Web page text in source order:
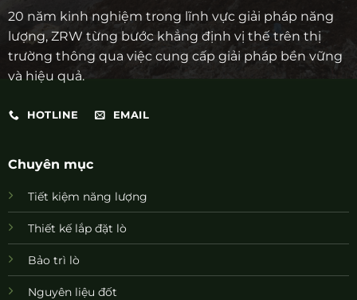
20 năm kinh nghiệm trong lĩnh vực giải pháp năng
lượng, ZRW từng bước khẳng định vị thế trên thị
trường thông qua việc cung cấp giải pháp bền vững
và hiệu quả.
HOTLINE EMAIL
Chuyên mục
Tiết kiệm năng lượng
Thiết kế lắp đặt lò
Bảo trì lò
Nguyên liệu đốt